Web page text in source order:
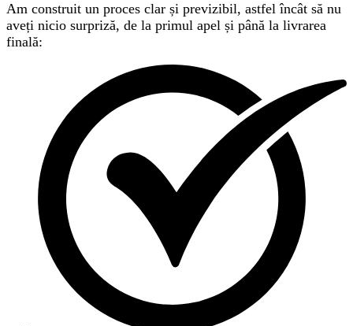
Am construit un proces clar și previzibil, astfel încât să nu
aveți nicio surpriză, de la primul apel și până la livrarea
finală: